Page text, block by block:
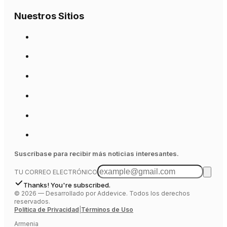
Nuestros Sitios
Suscríbase para recibir más noticias interesantes.
TU CORREO ELECTRÓNICO
Thanks! You're subscribed.
© 2026 — Desarrollado por Addevice. Todos los derechos
reservados.
Política de Privacidad Términos de Uso
Armenia